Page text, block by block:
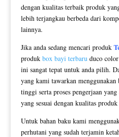
dengan kualitas terbaik produk
lebih terjangkau berbeda dari
lainnya.
Jika anda sedang mencari produk
produk box bayi terbaru duco
ini sangat tepat untuk anda pilih.
yang kami tawarkan
tinggi serta proses pengerjaan
yang sesuai dengan kualitas
Untuk bahan baku kami
perhutani yang sudah terjamin